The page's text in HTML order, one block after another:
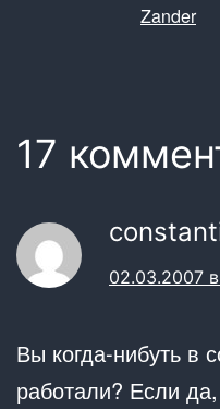
Zander
17
02.03.2007
Вы когда-нибуть в
работали? Если